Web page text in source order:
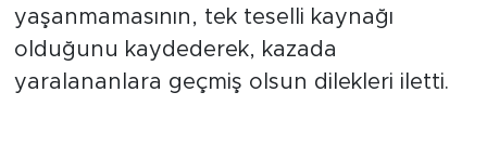
yaşanmamasının, tek teselli kaynağı
olduğunu kaydederek, kazada
yaralananlara geçmiş olsun dilekleri iletti.